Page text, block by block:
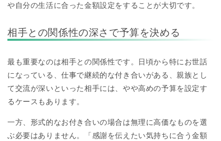
や自分の生活に合った金額設定をすることが大切です。
相手との関係性の深さで予算を決める
最も重要なのは相手との関係性です。日頃から特にお世話
になっている、仕事で継続的な付き合いがある、親族とし
て交流が深いといった相手には、やや高めの予算を設定す
るケースもあります。
一方、形式的なお付き合いの場合は無理に高価なものを選
ぶ必要はありません。「感謝を伝えたい気持ちに合う金額